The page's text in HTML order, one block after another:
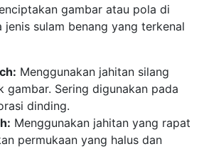
gambar atau pola di
jenis sulam benang yang terkenal
Menggunakan jahitan silang
gambar. Sering digunakan pada
dinding.
Menggunakan jahitan yang rapat
permukaan yang halus dan